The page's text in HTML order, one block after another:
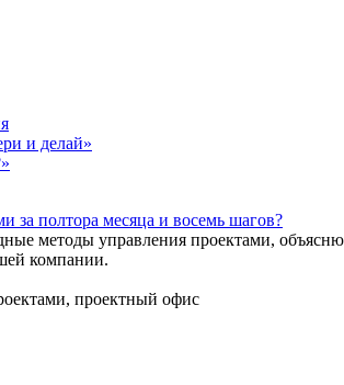
и делай»
за полтора месяца и восемь шагов?
методы управления проектами,
компании.
проектный офис